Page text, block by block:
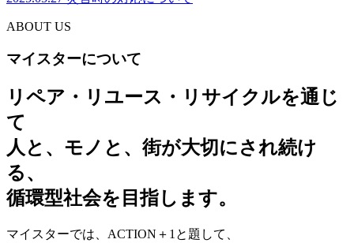
ABOUT US
マイスターについて
リペア・リユース・リサイクルを通じ
て
人と、モノと、街が大切にされ続け
る、
循環型社会を目指します。
マイスターでは、ACTION＋1と題して、